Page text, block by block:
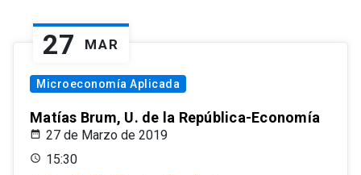
27 MAR
Microeconomía Aplicada
Matías Brum, U. de la República-Economía
27 de Marzo de 2019
15:30